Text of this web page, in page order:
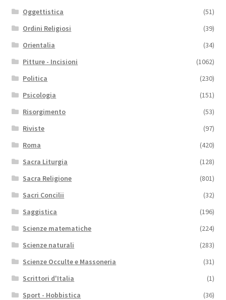
Oggettistica
(51)
Ordini Religiosi
(39)
Orientalia
(34)
Pitture - Incisioni
(1062)
Politica
(230)
Psicologia
(151)
Risorgimento
(53)
Riviste
(97)
Roma
(420)
Sacra Liturgia
(128)
Sacra Religione
(801)
Sacri Concilii
(32)
Saggistica
(196)
Scienze matematiche
(224)
Scienze naturali
(283)
Scienze Occulte e Massoneria
(31)
Scrittori d'Italia
(1)
Sport - Hobbistica
(36)